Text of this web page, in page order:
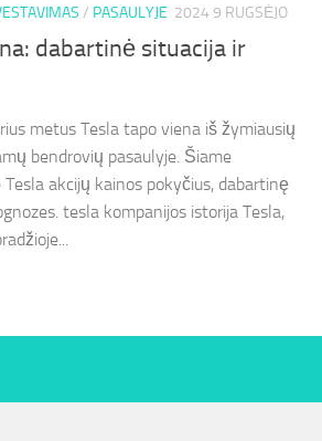
/ PASAULYJE 2024 9 RUGSĖJO
dabartinė situacija ir
metus Tesla tapo viena iš žymiausių
bendrovių pasaulyje. Šiame
akcijų kainos pokyčius, dabartinę
tesla kompanijos istorija Tesla,